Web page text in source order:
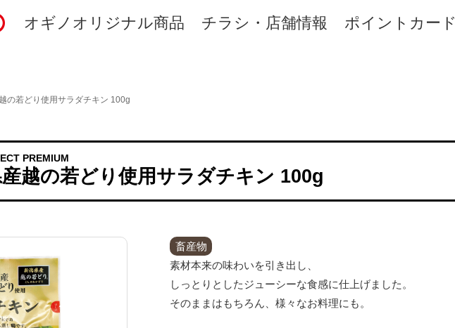
オギノオリジナル商品 チラシ・店舗情報 ポイントカード
の若どり使用サラダチキン 100g
PREMIUM
越の若どり使用サラダチキン 100g
畜産物
素材本来の味わいを引き出し、
しっとりとしたジューシーな食感に仕上げました。
そのままはもちろん、様々なお料理にも。